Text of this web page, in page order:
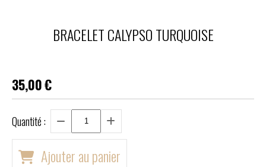
BRACELET CALYPSO TURQUOISE
35,00€
Quantité :
Ajouter au panier